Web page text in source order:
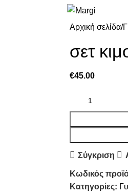
Αρχική σελίδα
σετ
€45.00
Σύγκριση
Κωδικός
Κατηγορίες: